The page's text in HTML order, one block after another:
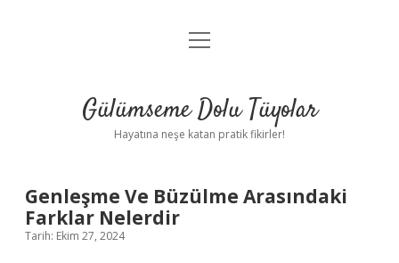
Anasayfa
Yasal Uyarı
menüyü
Gülümseme Dolu Tüyolar
Hayatına neşe katan pratik fikirler!
Genleşme Ve Büzülme Arasındaki
Farklar Nelerdir
Tarih: Ekim 27, 2024